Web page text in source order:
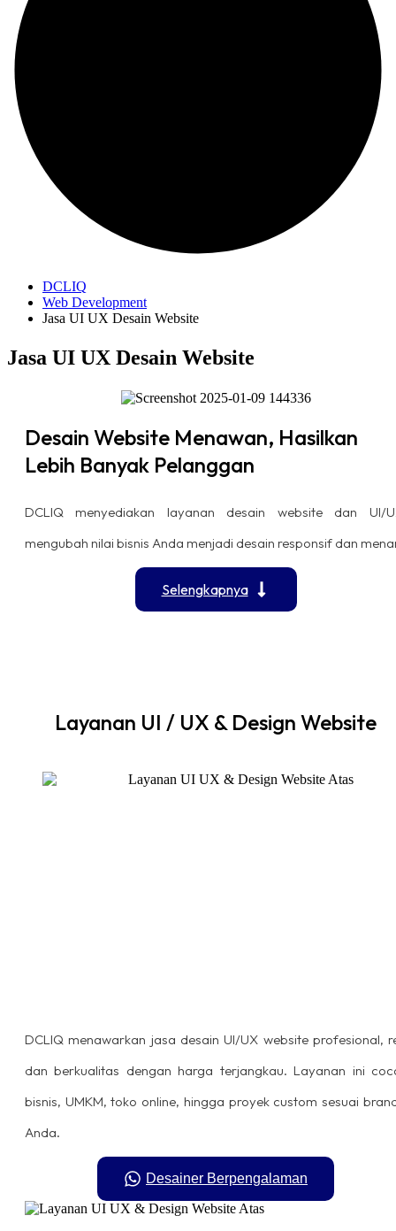
DCLIQ
Web Development
Jasa UI UX Desain Website
Jasa UI UX Desain Website
Desain Website Menawan, Hasilkan
Lebih Banyak Pelanggan
DCLIQ menyediakan layanan desain website dan UI/
mengubah nilai bisnis Anda menjadi desain responsif dan
Selengkapnya
Layanan UI / UX & Design Website
DCLIQ menawarkan jasa desain UI/UX websiteprofesional,
dan berkualitas dengan harga terjangkau. Layanan ini
bisnis, UMKM, toko online, hingga proyek custom sesuai
Anda.
Desainer Berpengalaman